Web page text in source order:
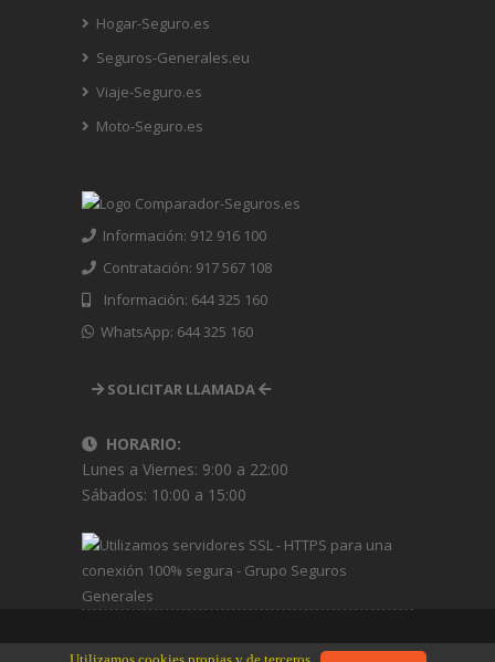
Hogar-Seguro.es
Seguros-Generales.eu
Viaje-Seguro.es
Moto-Seguro.es
Información: 912 916 100
Contratación: 917 567 108
Información: 644 325 160
WhatsApp: 644 325 160
SOLICITAR LLAMADA
HORARIO:
Lunes a Viernes: 9:00 a 22:00
Sábados: 10:00 a 15:00